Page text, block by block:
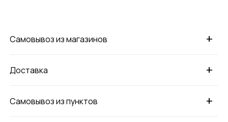
+
Самовывоз из магазинов
+
Доставка
+
Самовывоз из пунктов